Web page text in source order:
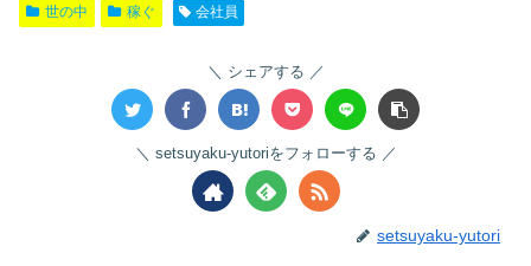
世の中 稼ぐ 会社員
シェアする
setsuyaku-yutoriをフォローする
setsuyaku-yutori